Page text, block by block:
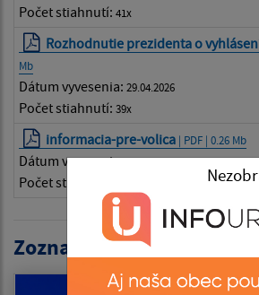
Počet stiahnutí: 41x
Rozhodnutie prezidenta o
Mb
Dátum vyvesenia: 29.04.2026
Počet stiahnutí: 39x
informacia-pre-volica | PDF | 0.26 Mb
Dátum vyvesenia:29.04.2026
Počet stiahnutí:
Zoznam aktualít: